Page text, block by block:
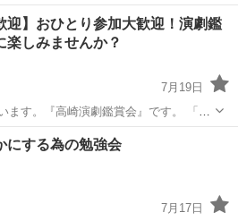
。 【取り扱い製品】自動車部品 。＋
せ＋。 あなたのお仕事探し
迎】おひとり参加大歓迎！演劇鑑
楽しみませんか？
7月19日
す。『高崎演劇鑑賞会』です。 「最
た。」 「何か新しい楽しみがほし
ただきた
その他 シニア
にする為の勉強会
7月17日